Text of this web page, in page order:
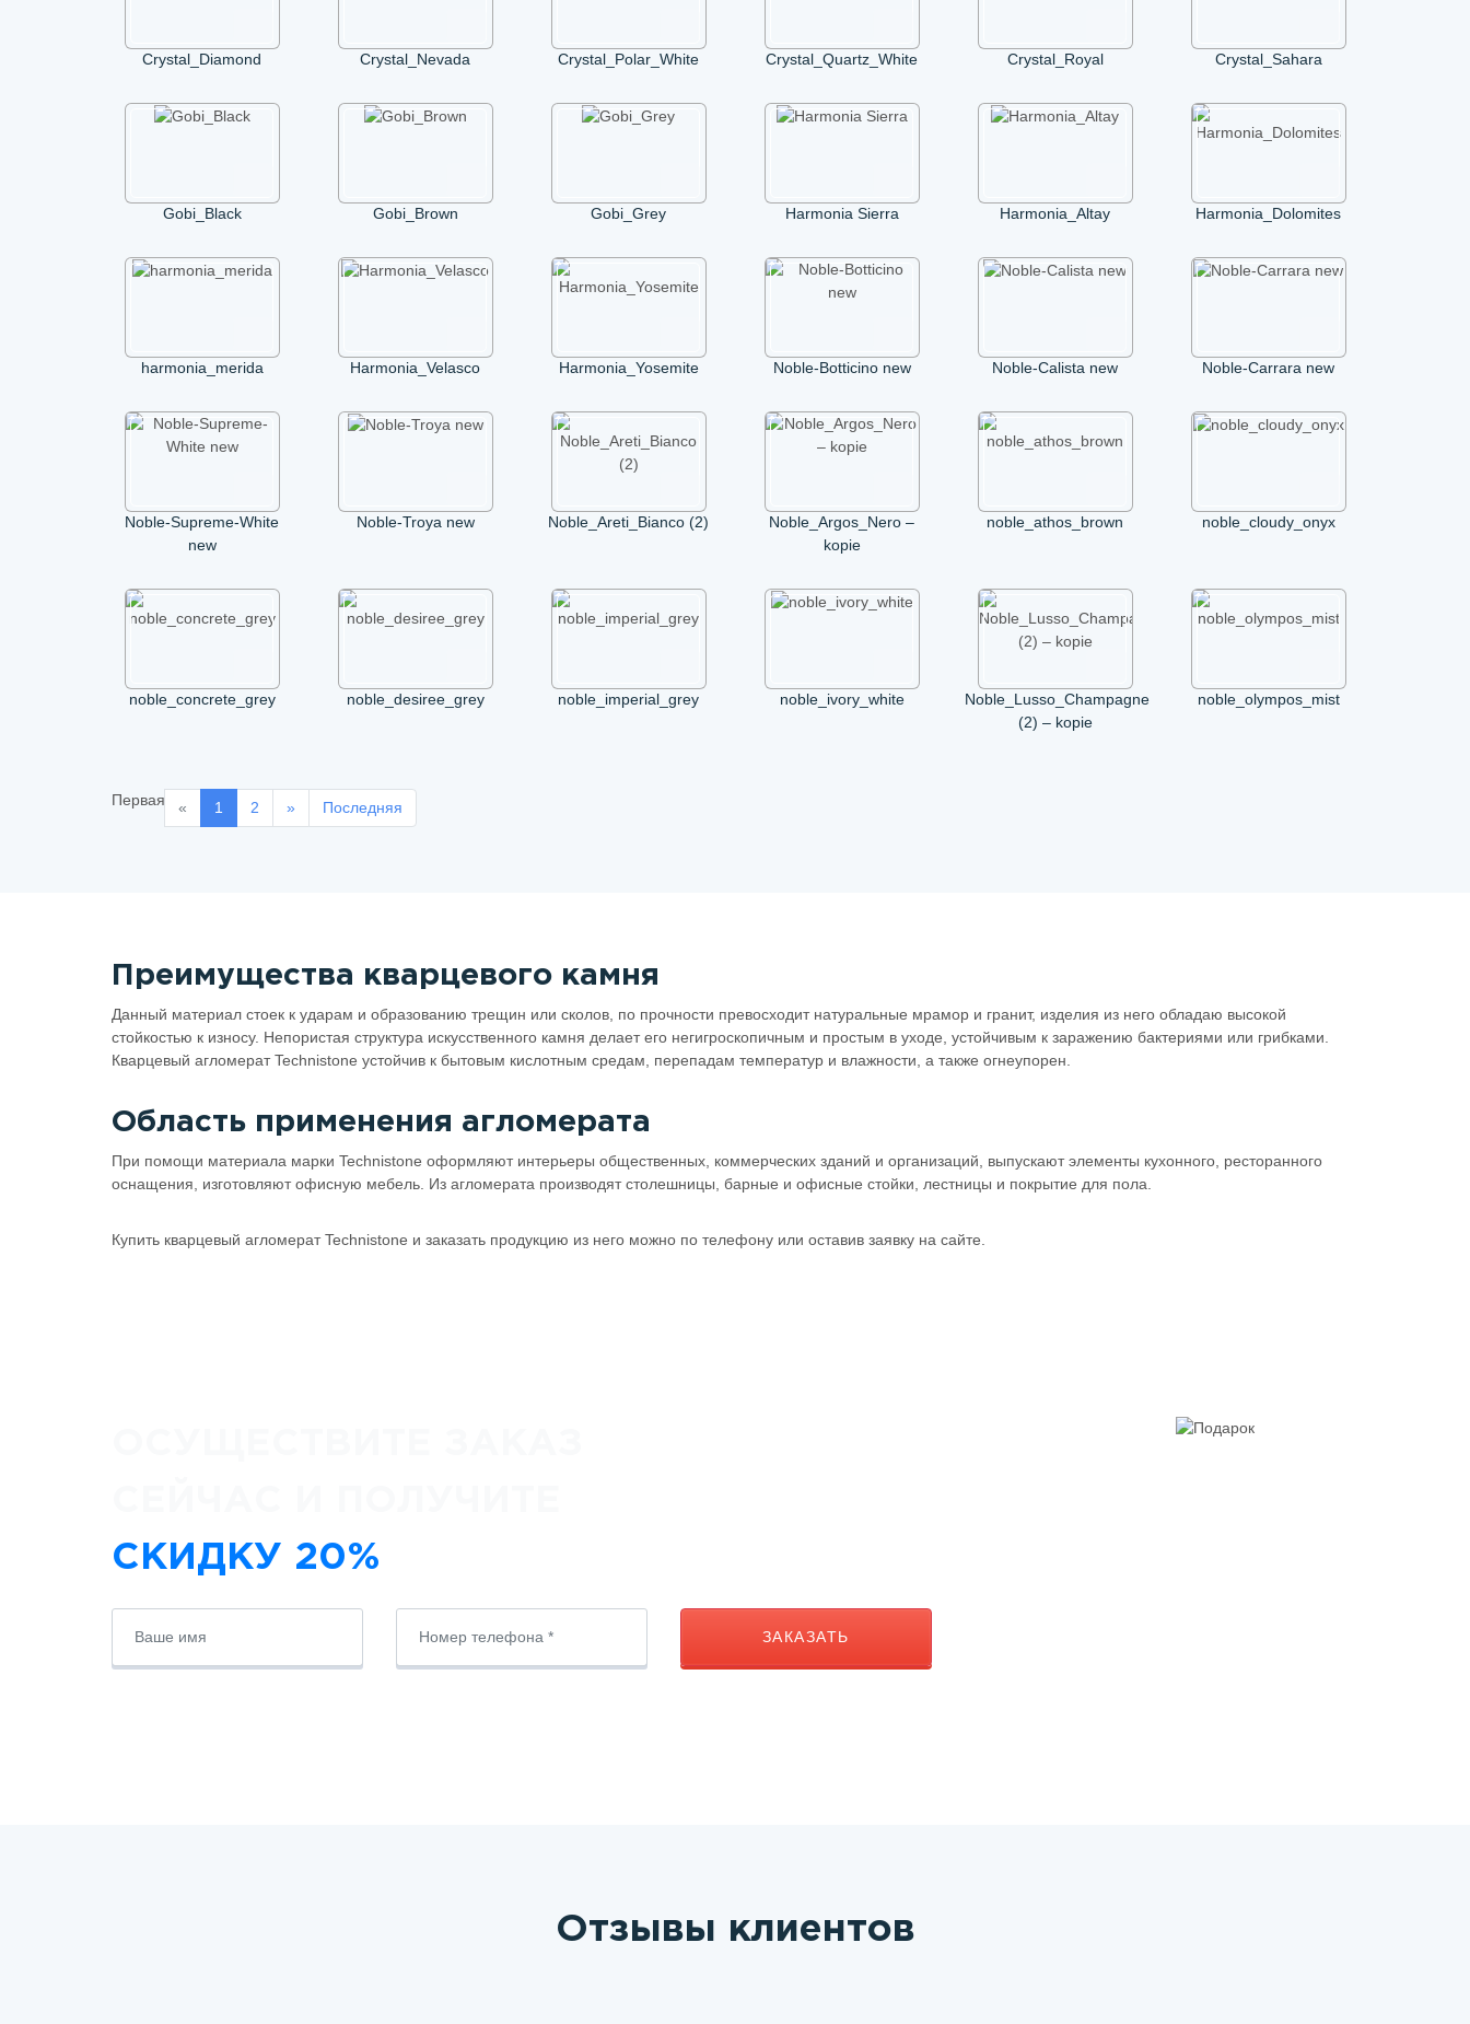
Crystal_Diamond Crystal_Nevada Crystal_Polar_White Crystal_Quartz_White Crystal_Royal Crystal_Sahara
Gobi_Black Gobi_Brown Gobi_Grey Harmonia Sierra Harmonia_Altay Harmonia_Dolomites
harmonia_merida Harmonia_Velasco Harmonia_Yosemite Noble-Botticino new Noble-Calista new Noble-Carrara new
Noble-Supreme-White
new
Noble-Troya new Noble_Areti_Bianco (2)
Noble_Argos_Nero –
kopie
noble_athos_brown noble_cloudy_onyx
noble_concrete_grey noble_desiree_grey noble_imperial_grey noble_ivory_white
Noble_Lusso_Champagne
(2) – kopie
noble_olympos_mist
Первая « Previous
1 2 » NextПоследняя
Преимущества кварцевого камня
Данный материал стоек к ударам и образованию трещин или сколов, по прочности превосходит натуральные мрамор и гранит, изделия из него обладаю высокой
стойкостью к износу. Непористая структура искусственного камня делает его негигроскопичным и простым в уходе, устойчивым к заражению бактериями или грибками.
Кварцевый агломерат Technistone устойчив к бытовым кислотным средам, перепадам температур и влажности, а также огнеупорен.
Область применения агломерата
При помощи материала марки Technistone оформляют интерьеры общественных, коммерческих зданий и организаций, выпускают элементы кухонного, ресторанного
оснащения, изготовляют офисную мебель. Из агломерата производят столешницы, барные и офисные стойки, лестницы и покрытие для пола.
Купить кварцевый агломерат Technistone и заказать продукцию из него можно по телефону или оставив заявку на сайте.
СКИДКУ 20%
ЗАКАЗАТЬ
Отзывы клиентов